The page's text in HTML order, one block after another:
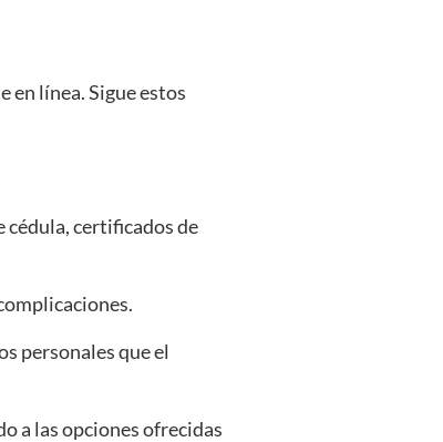
en línea. Sigue estos
cédula, certificados de
personales que el
a las opciones ofrecidas